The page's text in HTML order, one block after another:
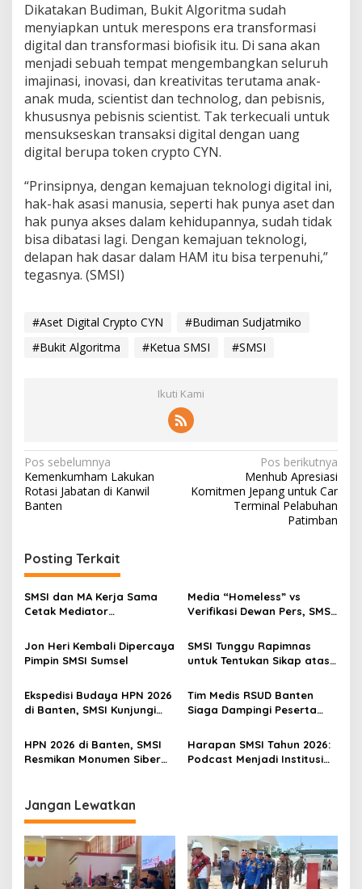
Dikatakan Budiman, Bukit Algoritma sudah
menyiapkan untuk merespons era transformasi
digital dan transformasi biofisik itu. Di sana akan
menjadi sebuah tempat mengembangkan seluruh
imajinasi, inovasi, dan kreativitas terutama anak-
anak muda, scientist dan technolog, dan pebisnis,
khususnya pebisnis scientist. Tak terkecuali untuk
mensukseskan transaksi digital dengan uang
digital berupa token crypto CYN.
“Prinsipnya, dengan kemajuan teknologi digital ini,
hak-hak asasi manusia, seperti hak punya aset dan
hak punya akses dalam kehidupannya, sudah tidak
bisa dibatasi lagi. Dengan kemajuan teknologi,
delapan hak dasar dalam HAM itu bisa terpenuhi,”
tegasnya. (SMSI)
#Aset Digital Crypto CYN
#Budiman Sudjatmiko
#Bukit Algoritma
#Ketua SMSI #SMSI
Ikuti Kami
N
a
v
g
a
s
i
p
o
s
Pos sebelumnya
Kemenkumham Lakukan
Rotasi Jabatan di Kanwil
Banten
Pos berikutnya
Menhub Apresiasi
Komitmen Jepang untuk Car
Terminal Pelabuhan
Patimban
Posting Terkait
SMSI dan MA Kerja Sama
Cetak Mediator
Media “Homeless” vs
Verifikasi Dewan Pers, SMSI
Adaptif di Era Digital
Jon Heri Kembali Dipercaya
Pimpin SMSI Sumsel
SMSI Tunggu Rapimnas
untuk Tentukan Sikap atas
Ekspedisi Budaya HPN 2026
di Banten, SMSI Kunjungi
Pantai Anyer–Carita
Tim Medis RSUD Banten
Siaga Dampingi Peserta
HPN 2026 di Banten, SMSI
Resmikan Monumen Siber
Harapan SMSI Tahun 2026:
Podcast Menjadi Institusi
Jangan Lewatkan